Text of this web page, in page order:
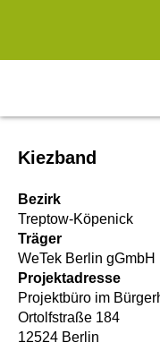
Kiezband
Bezirk
Treptow-Köpenick
Träger
WeTek Berlin gGmbH
Projektadresse
Projektbüro im
Ortolfstraße 184
12524 Berlin